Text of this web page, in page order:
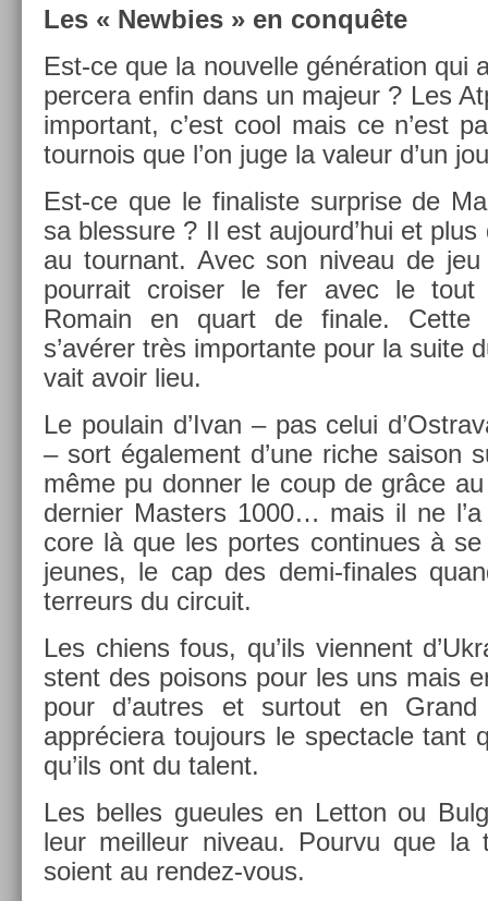
Les « Newb­ies » en conquête
Est-ce que la nouvel­le généra­tion qui
per­cera enfin dans un majeur ? Les
im­por­tant, c’est cool mais ce n’est
tour­nois que l’on juge la valeur d’un
Est-ce que le fin­alis­te sur­pr­ise de
sa bles­sure ? Il est aujourd’hui et
au tour­nant. Avec son niveau de
pour­rait crois­er le fer avec le tout
Romain en quart de fin­ale. Cette
s’avérer très im­por­tante pour la suite
vait avoir lieu.
Le poulain d’Ivan – pas celui
– sort égale­ment d’une riche saison
même pu donn­er le coup de grâce
de­rni­er Mast­ers 1000… mais il ne
core là que les por­tes con­tinues à
jeunes, le cap des demi-finales
ter­reurs du cir­cuit.
Les chiens fous, qu’ils vien­nent
stent des poisons pour les uns mais
pour d’aut­res et sur­tout en
appréciera toujours le spec­tacle tant
qu’ils ont du talent.
Les be­lles gueules en Let­ton ou
leur meil­leur niveau. Pour­vu que la
soient au rendez-vous.